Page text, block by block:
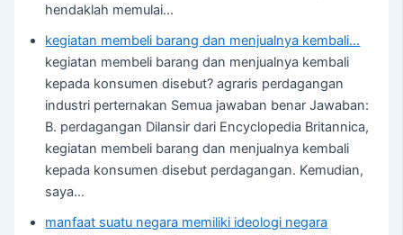
hendaklah memulai…
kegiatan membeli barang dan menjualnya kembali…
kegiatan membeli barang dan menjualnya kembali
kepada konsumen disebut? agraris perdagangan
industri perternakan Semua jawaban benar Jawaban:
B. perdagangan Dilansir dari Encyclopedia Britannica,
kegiatan membeli barang dan menjualnya kembali
kepada konsumen disebut perdagangan. Kemudian,
saya…
manfaat suatu negara memiliki ideologi negara